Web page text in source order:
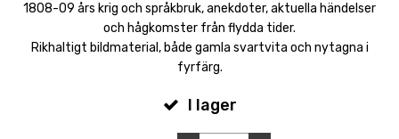
1808-09 års krig och språkbruk, anekdoter, aktuella händelser
och hågkomster från flydda tider.
Rikhaltigt bildmaterial, både gamla svartvita och nytagna i
fyrfärg.
I lager